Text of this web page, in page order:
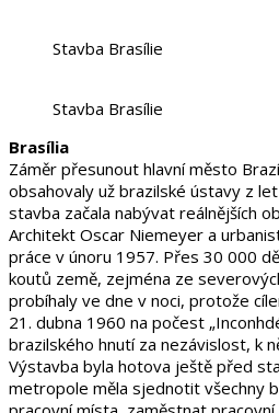
Stavba Brasílie
Stavba Brasílie
Brasília
Záměr přesunout hlavní město
obsahovaly už brazilské ústavy z
stavba začala nabývat reálnějších
Architekt Oscar Niemeyer a
práce v únoru 1957. Přes 30 000
koutů země, zejména ze
probíhaly ve dne v noci, protože
21. dubna 1960 na počest
brazilského hnutí za nezávislost, k
Výstavba byla hotova ještě před
metropole měla sjednotit všechny